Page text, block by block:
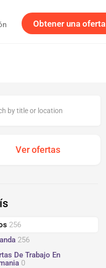
Obtener una oferta
256
256
De Trabajo En
0